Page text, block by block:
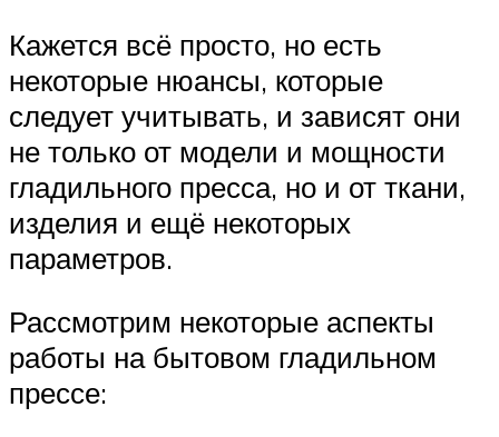
Кажется всё просто, но есть
некоторые нюансы, которые
следует учитывать, и зависят они
не только от модели и мощности
гладильного пресса, но и от ткани,
изделия и ещё некоторых
параметров.
Рассмотрим некоторые аспекты
работы на бытовом гладильном
прессе: